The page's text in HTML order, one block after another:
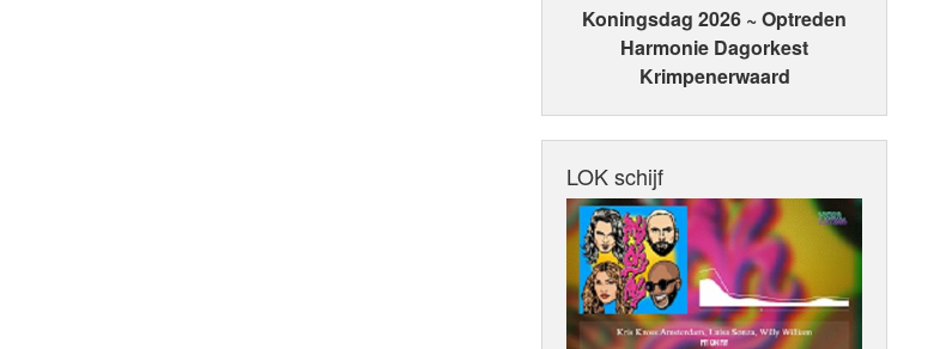
Koningsdag 2026 ~ Optreden
Harmonie Dagorkest
Krimpenerwaard
LOK schijf